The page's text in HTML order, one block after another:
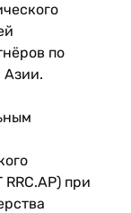
по
Азии.
при